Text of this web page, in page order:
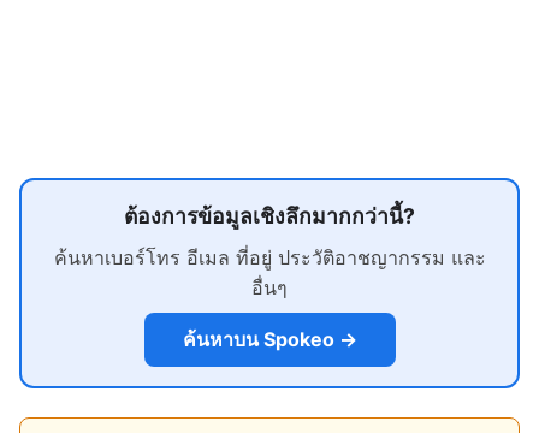
ต้องการข้อมูลเชิงลึกมากกว่านี้?
ค้นหาเบอร์โทร อีเมล ที่อยู่ ประวัติอาชญากรรม และ
อื่นๆ
ค้นหาบน Spokeo →